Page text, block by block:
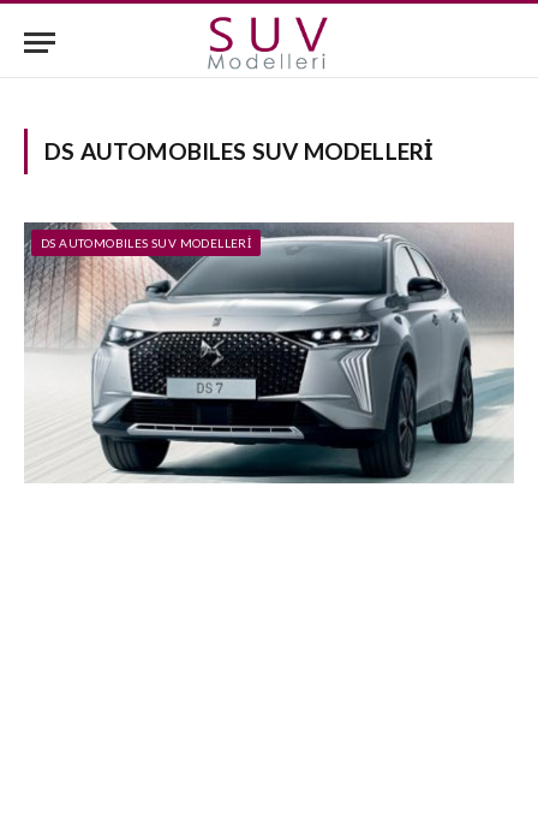
DS AUTOMOBILES SUV MODELLERI
DS AUTOMOBILES SUV MODELLERI